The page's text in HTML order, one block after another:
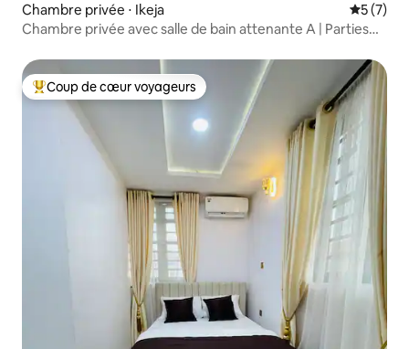
Chambre privée ⋅ Ikeja
5 (7)
Chambre privée avec salle de bain attenante A | Parties
Coups de cœur voyageurs les plus appréciés
Coup de cœur voyageurs